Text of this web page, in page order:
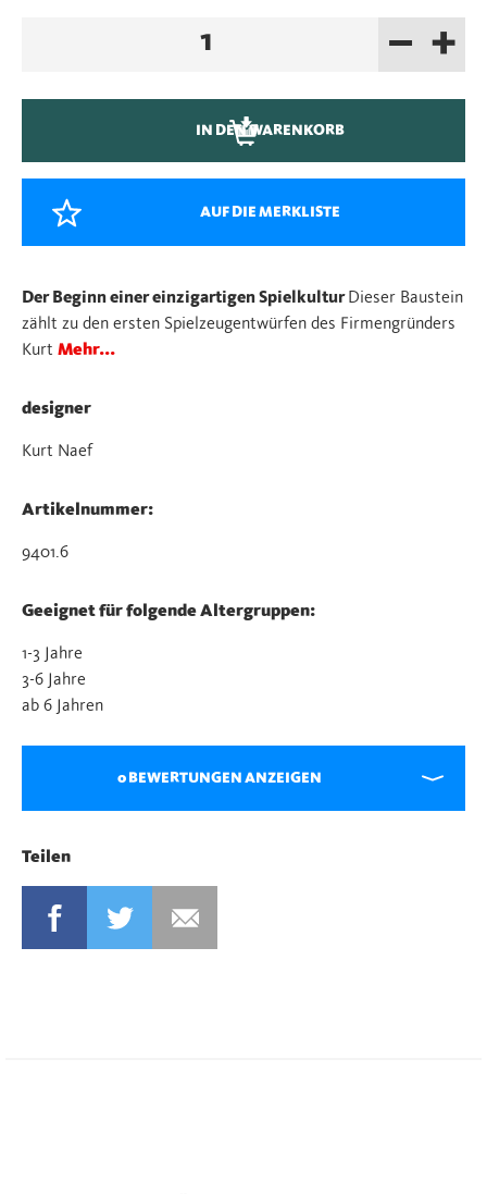
+
–
IN DEN WARENKORB
AUF DIE MERKLISTE
Der Beginn einer einzigartigen Spielkultur Dieser Baustein
zählt zu den ersten Spielzeugentwürfen des Firmengründers
Kurt Mehr...
designer
Kurt Naef
Artikelnummer:
9401.6
Geeignet für folgende Altergruppen:
1-3 Jahre
3-6 Jahre
ab 6 Jahren
0 BEWERTUNGEN ANZEIGEN
Teilen
FACEBOOKTWITTER MAIL